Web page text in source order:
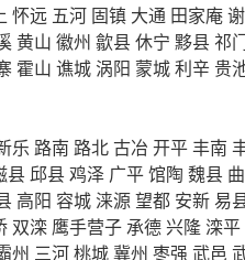
怀远 五河 固镇 大通 田家庵
黄山 徽州 歙县休宁 黟县祁
霍山 谯城 涡阳 蒙城利辛 贵
乐 路南 路北古冶 开平丰南
县邱县鸡泽 广平馆陶 魏县
高阳 容城 涞源望都 安新易
双滦 鹰手营子承德兴隆 滦平
州 三河桃城冀州 枣强 武邑